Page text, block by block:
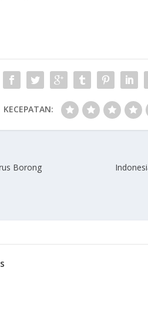
KECEPATAN:
Borong